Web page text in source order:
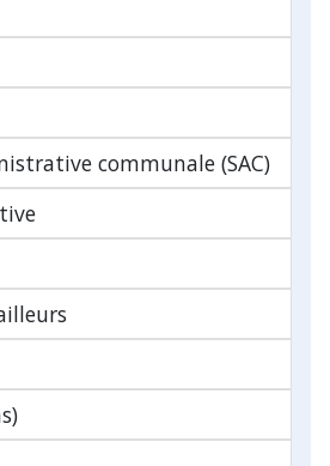
communale (SAC)